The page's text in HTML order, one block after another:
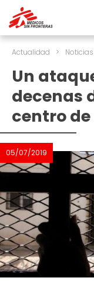
Actualidad > Noticias
Un
decenas
centro
05/07/2019